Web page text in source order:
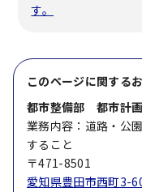
す。
このページに関する
都市整備部 都市計
業務内容：道路・公
すること
〒471-8501
愛知県豊田市西町3-